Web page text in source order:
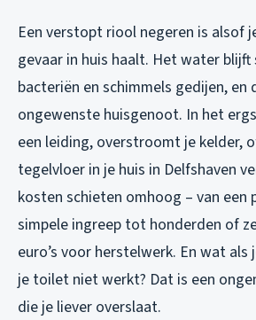
Een verstopt riool negeren is alsof
gevaar in huis haalt. Het water
bacteriën en schimmels gedijen,
ongewenste huisgenoot. In het
een leiding, overstroomt je kelder,
tegelvloer in je huis in Delfshaven
kosten schieten omhoog – van een
simpele ingreep tot honderden of
euro’s voor herstelwerk. En wat als
je toilet niet werkt? Dat is een
die je liever overslaat.